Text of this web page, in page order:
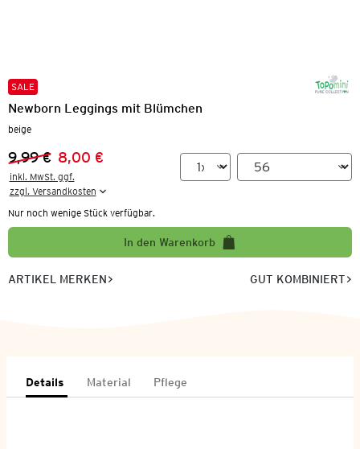
SALE
Newborn Leggings mit Blümchen
beige
Vorheriger Preis:
9,99 €
Neuer Preis:
8,00 €
inkl. MwSt. ggf.
zzgl. Versandkosten
Nur noch wenige Stück verfügbar.
In den Warenkorb
ARTIKEL MERKEN GUT KOMBINIERT
Details Material Pflege